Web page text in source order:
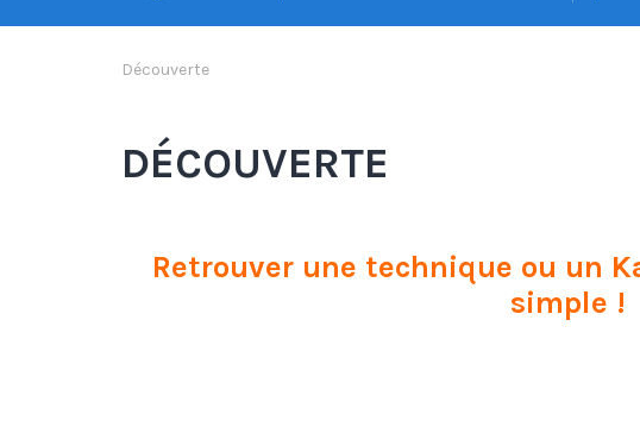
Découverte
DÉCOUVERTE
Retrouver une technique ou un
simple !